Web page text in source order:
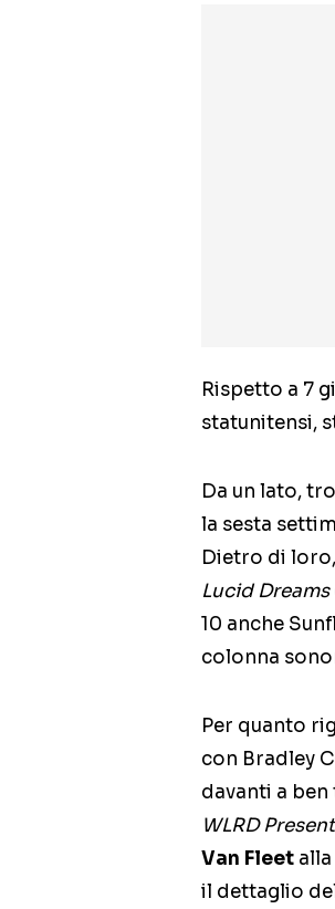
Rispetto a 7
statunitensi,
Da un lato,
la sesta
Dietro di
Lucid Dreams
10 anche
colonna
Per quanto
con Bradley
davanti a
WLRD
Van Fleet
il dettaglio